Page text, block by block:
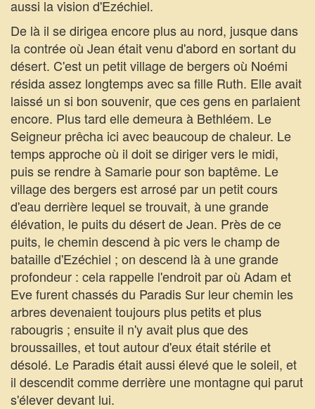
aussi la vision d'Ezéchiel.
De là il se dirigea encore plus au nord, jusque dans
la contrée où Jean était venu d'abord en sortant du
désert. C'est un petit village de bergers où Noémi
résida assez longtemps avec sa fille Ruth. Elle avait
laissé un si bon souvenir, que ces gens en parlaient
encore. Plus tard elle demeura à Bethléem. Le
Seigneur prêcha ici avec beaucoup de chaleur. Le
temps approche où il doit se diriger vers le midi,
puis se rendre à Samarie pour son baptême. Le
village des bergers est arrosé par un petit cours
d'eau derrière lequel se trouvait, à une grande
élévation, le puits du désert de Jean. Près de ce
puits, le chemin descend à pic vers le champ de
bataille d'Ezéchiel ; on descend là à une grande
profondeur : cela rappelle l'endroit par où Adam et
Eve furent chassés du Paradis Sur leur chemin les
arbres devenaient toujours plus petits et plus
rabougris ; ensuite il n'y avait plus que des
broussailles, et tout autour d'eux était stérile et
désolé. Le Paradis était aussi élevé que le soleil, et
il descendit comme derrière une montagne qui parut
s'élever devant lui.